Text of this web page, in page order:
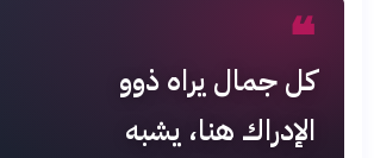
❝
كل جمال يراه ذوو
الإدراك هنا، يشبه